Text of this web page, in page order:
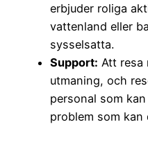
erbjuder roliga
vattenland eller
sysselsatta.
Support: Att resa
utmaning, och
personal som
problem som kan